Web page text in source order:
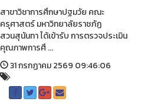
สาขาวิชาการศึกษาปฐมวัย คณะ
ครุศาสตร์ มหาวิทยาลัยราชภัฏ
สวนสุนันทา ได้เข้ารับ การตรวจประเมิน
คุณภาพการศึ ...
31 กรกฏาคม 2569 09:46:06